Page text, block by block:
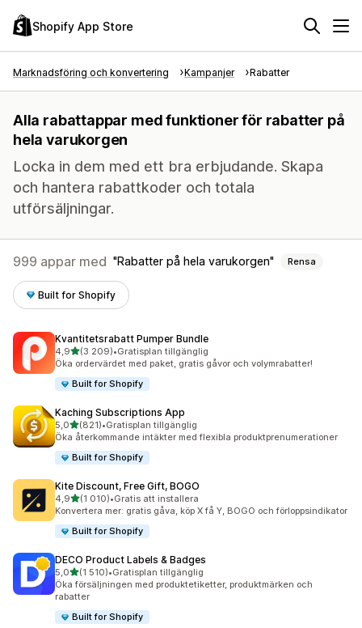
Shopify App Store
Marknadsföring och konvertering Kampanjer Rabatter
Alla rabattappar med funktioner för rabatter på
hela varukorgen
Locka in dem med ett bra erbjudande. Skapa
och hantera rabattkoder och totala
utförsäljningar.
999 appar med Rabatter på hela varukorgen Rensa
Built for Shopify
Kvantitetsrabatt Pumper Bundle
4,9av 5 stjärnor
(3 209)
3209 recensioner totalt
•Gratisplan tillgänglig
Öka ordervärdet med paket, gratis gåvor och volymrabatter!
Built for Shopify
Kaching Subscriptions App
5,0av 5 stjärnor
(821)
821 recensioner totalt
•Gratisplan tillgänglig
Öka återkommande intäkter med flexibla produktprenumerationer
Built for Shopify
Kite Discount, Free Gift, BOGO
4,9av 5 stjärnor
(1 010)
1010 recensioner totalt
•Gratis att installera
Konvertera mer: gratis gåva, köp X få Y, BOGO och förloppsindikator
Built for Shopify
DECO Product Labels & Badges
5,0av 5 stjärnor
(1 510)
1510 recensioner totalt
•Gratisplan tillgänglig
Öka försäljningen med produktetiketter, produktmärken och
rabatter
Built for Shopify